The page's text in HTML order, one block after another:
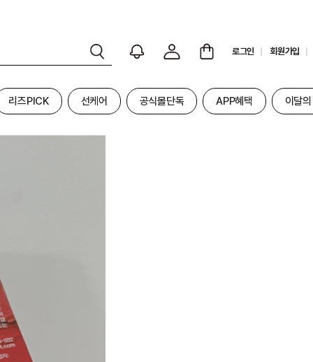
로그인 회원가입
리즈PICK 선케어 공식몰단독 APP혜택 이달